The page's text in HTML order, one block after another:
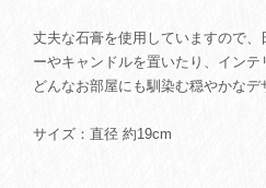
丈夫な石膏を使用していますので、
ーやキャンドルを置いたり、インテ
どんなお部屋にも馴染む穏やかなデ
サイズ：直径 約19cm